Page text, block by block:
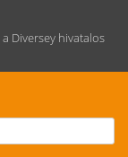
Diversey hivatalos